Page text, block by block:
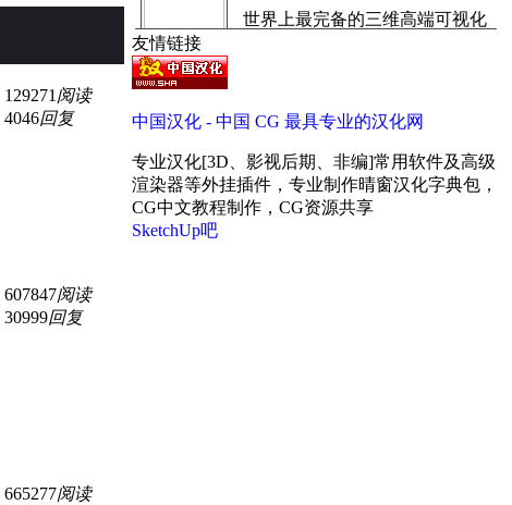
129271 阅读
4046回复
607847阅读
30999回复
665277阅读
方正式发布版）
世界上最完备的三维高端可视化
友情链接
中国汉化 - 中国 CG 最具专业的汉化网
专业汉化[3D、影视后期、非编]常用软件及高级
渲染器等外挂插件，专业制作晴窗汉化字典包，
CG中文教程制作，CG资源共享
SketchUp吧